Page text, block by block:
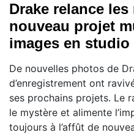
Drake relance
nouveau projet
images en studio
De nouvelles photos de
d’enregistrement ont
ses prochains projets. Le
le mystère et alimente
toujours à l’affût de